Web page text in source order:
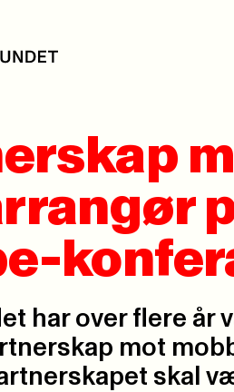
har over flere år
mot
skal